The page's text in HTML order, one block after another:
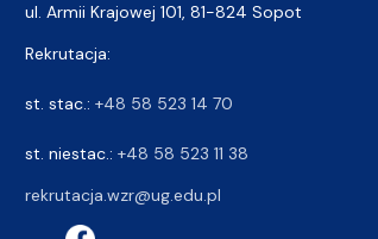
ul. Armii Krajowej 101, 81-824 Sopot
Rekrutacja:
st. stac.: +48 58 523 14 70
st. niestac.: +48 58 523 11 38
rekrutacja.wzr@ug.edu.pl